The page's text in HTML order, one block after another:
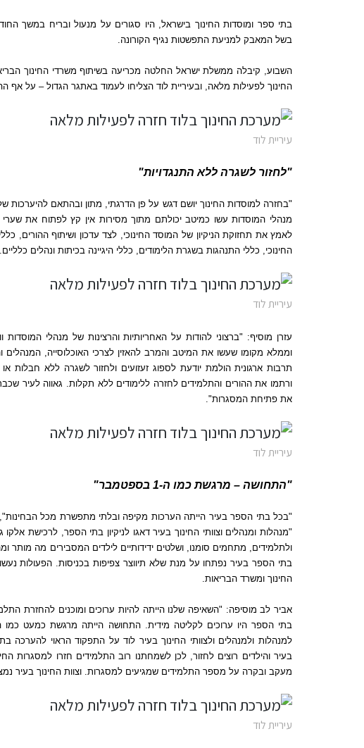
בתי ספר ומוסדות החינוך בישראל,היו סגורים על מנעול ובריח במשך
בשל המאבק למניעת התפשטות נגיף הקורונה
השבוע, קיבלה ממשלת ישראל החלטה מכריעה בשיתוף משרדי החינוך
החינוך לפעילות מלאה ובעיריית לוד הצליחו לעמוד באתגר הגדול– על אף
עיריית לוד
"לחזור לשגרה ללא התנגדויות"
"בחזרה למוסדות החינוך יושם דגש על פן הדרגתי מתון ובהתאם להיערכות
מנהלי המוסדות עשו כמיטב יכולתם מתוך מסירות אין קץ לפתוח את שערי
לאמץ את תחזוקת הניקיון של המוסד החינוכי
לצד עדכון ושיתוף ההורים
החינוכי
כללי התנהגות בשגרת הלימודים כללי היגיינה בכיתות ונהלים כלליים
עיריית לוד
עזרן מוסיף: "ברצוני להודות על האחריותיות והרצינות של מנהלי
וממלא מקומו שעשו את המיטב והמרב להאזין לצרכי האוכלוסייה
המנהלים
תרבות ארגונית הולמת יודעת לספוג זעזועים ולחזור לשגרה ללא חבלות או
ורתמו את ההורים והתלמידים לחזרה ללימודים ללא תקלות. גאווה לעיר
את פתיחת המסגרות".
עיריית לוד
"התחושה – מרגשת כמו ה-1 בספטמבר"
"בכל בתי הספר בעיר הייתה הערכות מקיפה ובלתי מתפשרת מכל הבחינות",
"מנהלות ומנהלים וצוותי החינוך בעיר דאגו לניקיון בתי הספר ,לרכישת אלקו
ולתלמידים
מתחמים סומנו ,ושלטים ידידותיים לילדים המסבירים מה מותר
בתי הספר בעיר נפתחו על מנת שלא תיווצר צפיפות בכניסות. הפעולות
החינוך ומשרד הבריאות
אביר לב מוסיפה: "השאיפה שלנו הייתה להיות ערוכים ומוכנים להחזרת
בתי הספר היו ערוכים לקליטה מידית .התחושה הייתה מרגשת כמעט כמו
למנהלות ולמנהלים ולצוותי החינוך בעיר לוד על התפקוד הראוי להערכה
בעיר והילדים רוצים לחזור,לכן לשמחתנו רוב התלמידים חזרו למסגרות
מעקב ובקרה על מספר התלמידים שמגיעים למסגרות וצוות החינוך בעיר
עיריית לוד